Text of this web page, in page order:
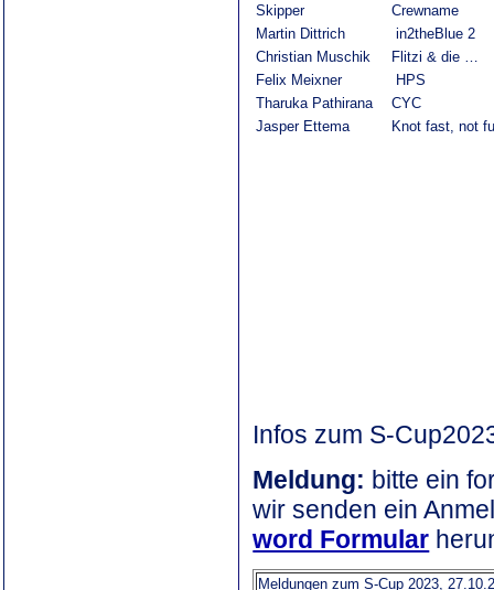
Skipper
Crewname
Martin Dittrich
in2theBlue 2
Christian Muschik
Flitzi & die …
Felix Meixner
HPS
Tharuka Pathirana
CYC
Jasper Ettema
Knot fast, not
Infos zum S-
Meldung: bitte ein
wir senden ein
word Formular
Meldungen zum S-Cup 2023,